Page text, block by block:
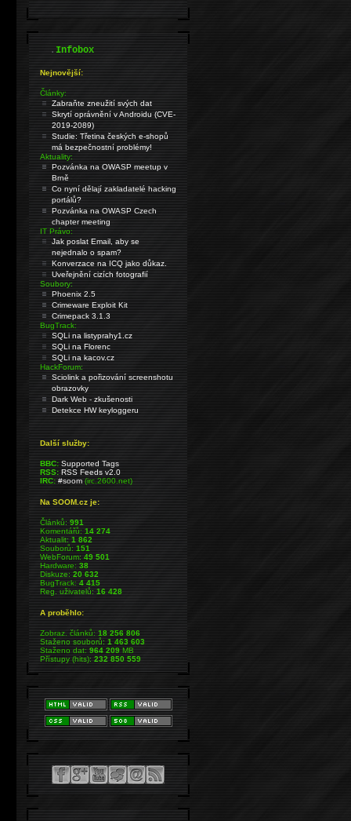
.Infobox
Nejnovější:
Články:
Zabraňte zneužití svých dat
Skrytí oprávnění v Androidu (CVE-
2019-2089)
Studie: Třetina českých e-shopů
má bezpečnostní problémy!
Aktuality:
Pozvánka na OWASP meetup v
Brně
Co nyní dělají zakladatelé hacking
portálů?
Pozvánka na OWASP Czech
chapter meeting
IT Právo:
Jak poslat Email, aby se
nejednalo o spam?
Konverzace na ICQ jako důkaz.
Uveřejnění cizích fotografií
Soubory:
Phoenix 2.5
Crimeware Exploit Kit
Crimepack 3.1.3
BugTrack:
SQLi na listyprahy1.cz
SQLi na Florenc
SQLi na kacov.cz
HackForum:
Sciolink a pořizování screenshotu
obrazovky
Dark Web - zkušenosti
Detekce HW keyloggeru
Další služby:
BBC: Supported Tags
RSS: RSS Feeds v2.0
IRC: #soom(irc.2600.net)
Na SOOM.cz je:
Článků:991
Komentářů:14 274
Aktualit:1 862
Souborů:151
WebForum:49 501
Hardware:38
Diskuze:20 632
BugTrack:4 415
Reg. uživatelů:16 428
A proběhlo:
Zobraz. článků:18 256 806
Staženo souborů:1 463 603
Staženo dat:964 209MB
Přístupy (hits):232 850 559